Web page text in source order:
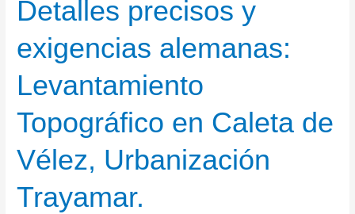
Detalles precisos y
exigencias alemanas:
Levantamiento
Topográfico en Caleta de
Vélez, Urbanización
Trayamar.
precisos
y
exigencias
alemanas:
Topográfico
Caleta
Vélez,